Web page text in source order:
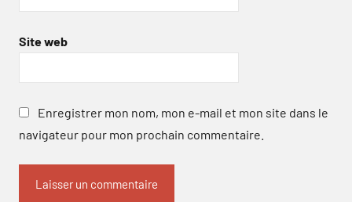
Site web
Enregistrer mon nom, mon e-mail et mon site dans le
navigateur pour mon prochain commentaire.